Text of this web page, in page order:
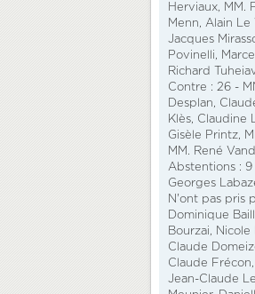
Herviaux, MM.
Menn, Alain Le
Jacques
Povinelli,
Richard
Contre : 26 -
Desplan,
Klès, Claudine
Gisèle Printz,
MM. René
Abstentions : 9
Georges
N'ont pas pris
Dominique
Bourzai,
Claude
Claude
Jean-Claude